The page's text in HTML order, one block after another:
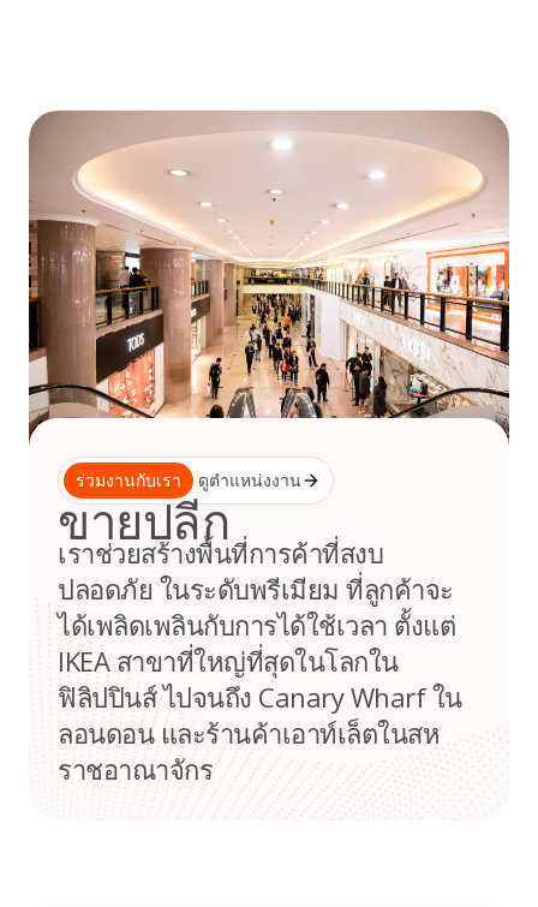
ร่วมงานกับเรา ดูตำแหน่งงาน
ขายปลีก
เราช่วยสร้างพื้นที่การค้าที่สงบ
ปลอดภัย ในระดับพรีเมียม ที่ลูกค้าจะ
ได้เพลิดเพลินกับการได้ใช้เวลา ตั้งแต่
IKEA สาขาที่ใหญ่ที่สุดในโลกใน
ฟิลิปปินส์ ไปจนถึง Canary Wharf ใน
ลอนดอน และร้านค้าเอาท์เล็ตในสห
ราชอาณาจักร